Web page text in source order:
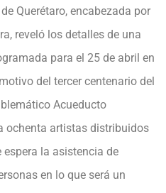
Querétaro, encabezada por
reveló los detalles de una
para el 25 de abril en
del tercer centenario del
Acueducto
ochenta artistas distribuidos
la asistencia de
en lo que será un